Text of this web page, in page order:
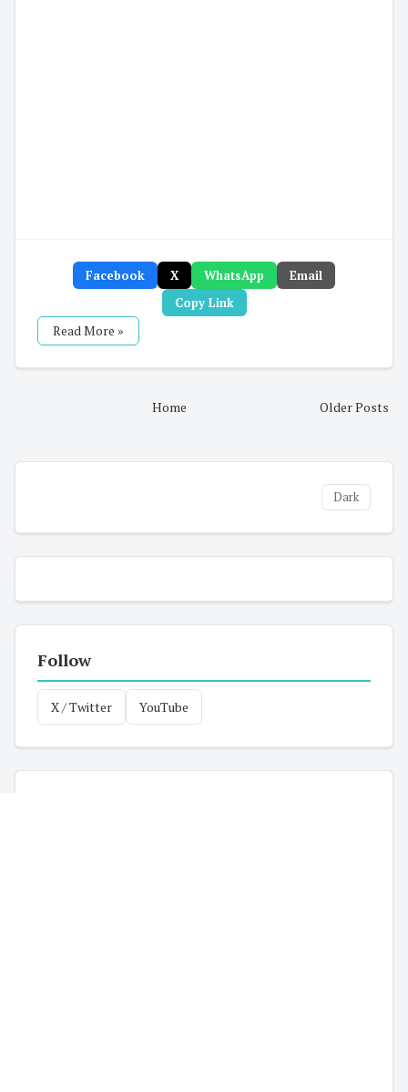
Facebook X WhatsApp
Email
Copy Link
Read More »
Older Posts
Home
Dark
Follow
X / Twitter YouTube